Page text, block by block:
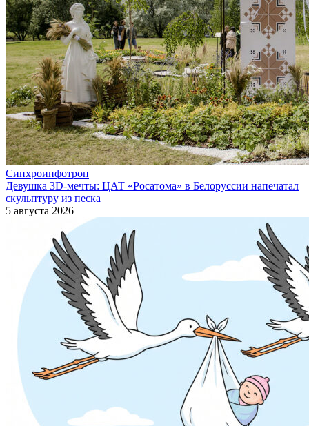
Синхроинфотрон
Девушка 3D-мечты: ЦАТ «Росатома» в Белоруссии напечатал
скульптуру из песка
5 августа 2026